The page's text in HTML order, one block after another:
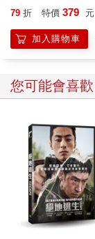
用可能。相較之
舒服，但卻易於
置比較起來，這種
74、設計時要將長
Design the user
使用者在使用某
覺。設計師應該
艷時刻。電子產
其特色。洗衣機
次洗滌任務時響
眼的配色、做工
手使用者對於產品
恭談以心轉境的適
79 折 特價 379 元
加入購物車
您可能會喜歡